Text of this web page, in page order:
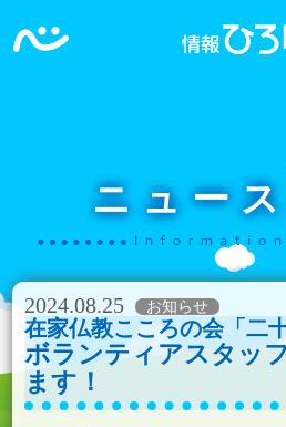
ニュース
2024.08.25
在家仏教こころの会「二十
ボランティアスタッ
ます！